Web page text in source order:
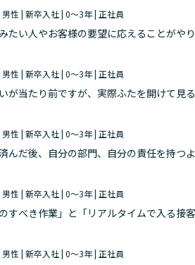
男性 | 新卒入社 | 0～3年 | 正社員
たい人やお客様の要望に応えることがや
男性 | 新卒入社 | 0～3年 | 正社員
が当たり前ですが、実際ふたを開けて見
男性 | 新卒入社 | 0～3年 | 正社員
んだ後、自分の部門、自分の責任を持つ
男性 | 新卒入社 | 0～3年 | 正社員
すべき作業」と「リアルタイムで入る
男性 | 新卒入社 | 0～3年 | 正社員